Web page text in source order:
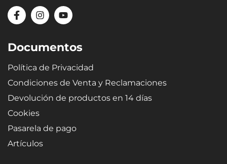
Documentos
Política de Privacidad
Condiciones de Venta y Reclamaciones
Devolución de productos en 14 días
Cookies
Pasarela de pago
Artículos